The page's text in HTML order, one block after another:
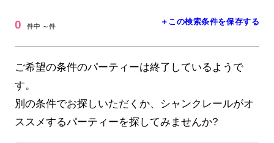
0 件中 ～件 ＋この検索条件を保存する
ご希望の条件のパーティーは終了しているようで
す。
別の条件でお探しいただくか、シャンクレールがオ
ススメするパーティーを探してみませんか?